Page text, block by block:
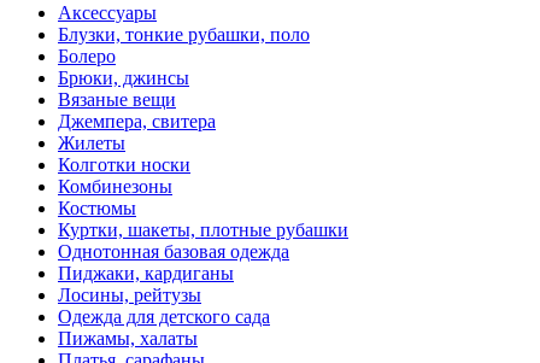
Аксессуары
Блузки, тонкие рубашки, поло
Болеро
Брюки, джинсы
Вязаные вещи
Джемпера, свитера
Жилеты
Колготки носки
Комбинезоны
Костюмы
Куртки, шакеты, плотные рубашки
Однотонная базовая одежда
Пиджаки, кардиганы
Лосины, рейтузы
Одежда для детского сада
Пижамы, халаты